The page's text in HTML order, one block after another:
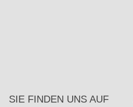
SIE FINDEN UNS AUF